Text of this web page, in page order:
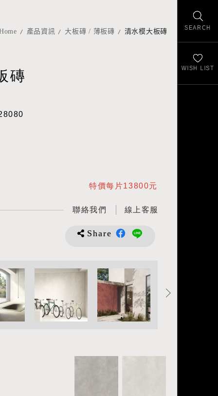
SEARCH
WISH LIST
產品資訊 大板磚 / 薄板磚 清水模大板磚
磚
特價每片13800元
聯絡我們 線上客服
Share